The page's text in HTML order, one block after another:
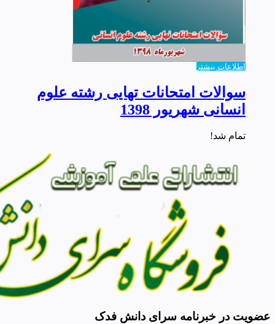
اطلاعات بیشتر
سوالات امتحانات تهایی رشته علوم
انسانی شهریور 1398
تمام شد!
عضویت در خبرنامه سرای دانش فدک